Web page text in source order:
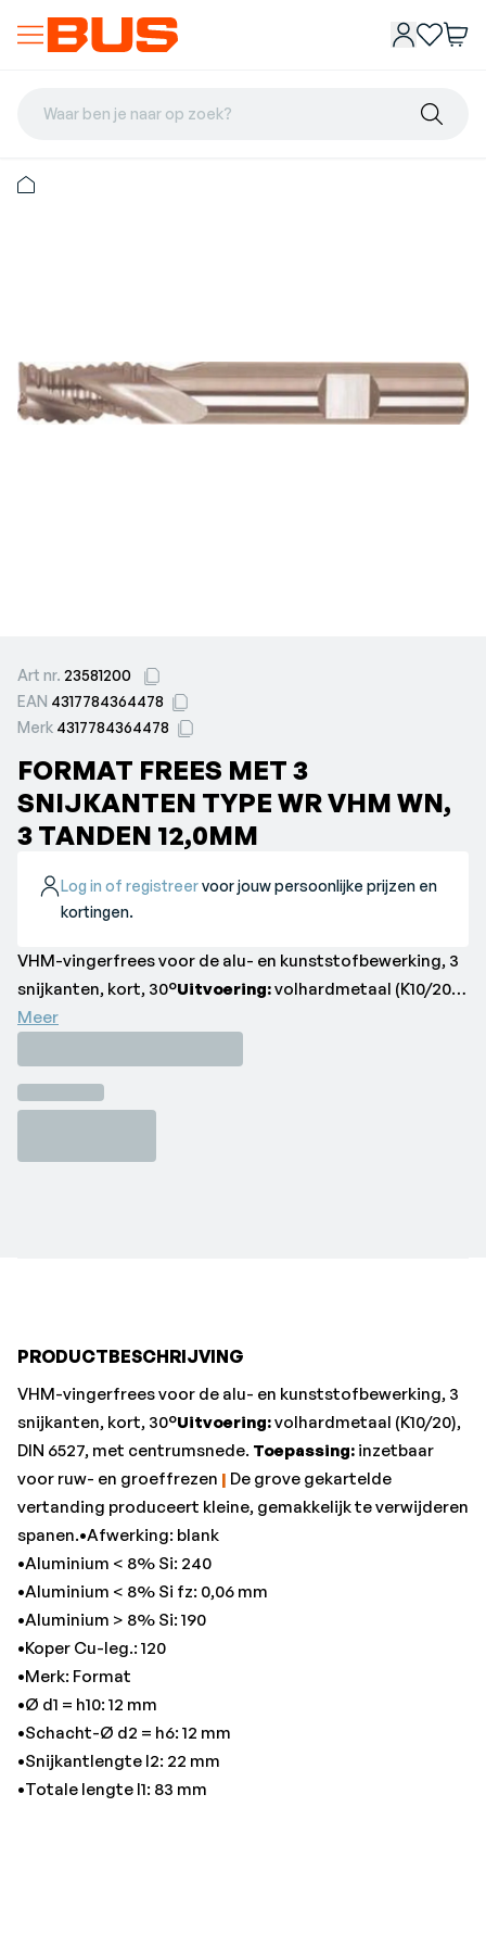
Waar ben je naar op zoek?
Art nr. 23581200
EAN 4317784364478
Merk 4317784364478
FORMAT FREES MET 3
SNIJKANTEN TYPE WR VHM WN,
3 TANDEN 12,0MM
Log in of registreervoor jouw persoonlijke prijzen en
kortingen.
VHM-vingerfrees voor de alu- en kunststofbewerking, 3
snijkanten, kort, 30°Uitvoering:volhardmetaal (K10/20),
DIN 6527, met centrumsnede.
vertanding produceert kleine, gemakkelijk te verwijderen
spanen.•Afwerking: blank
•Aluminium < 8% Si fz: 0,06 mm
•Totale lengte l1: 83 mm
Meer
PRODUCTBESCHRIJVING
VHM-vingerfrees voor de alu- en kunststofbewerking, 3
snijkanten, kort, 30°Uitvoering:volhardmetaal (K10/20),
DIN 6527, met centrumsnede. Toepassing: inzetbaar
voor ruw- en groeffrezen | De grove gekartelde
vertanding produceert kleine, gemakkelijk te verwijderen
spanen.•Afwerking: blank
•Aluminium < 8% Si: 240
•Aluminium < 8% Si fz: 0,06 mm
•Aluminium > 8% Si: 190
•Koper Cu-leg.: 120
•Merk: Format
•Ø d1 = h10: 12 mm
•Schacht-Ø d2 = h6: 12 mm
•Snijkantlengte I2: 22 mm
•Totale lengte l1: 83 mm